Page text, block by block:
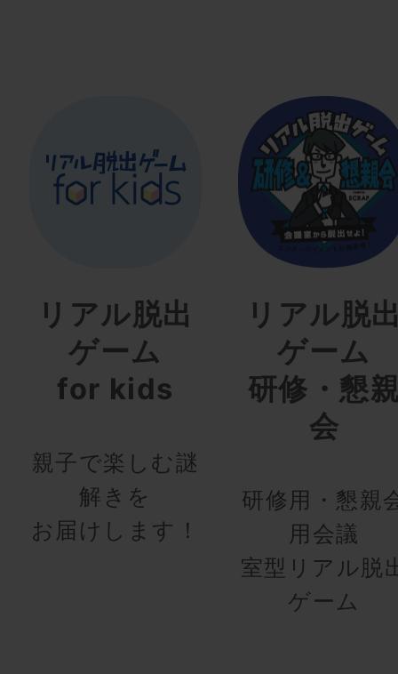
リアル脱出
ゲーム
for kids
親子で楽しむ謎
解きを
お届けします！
リアル脱
ゲーム
研修・懇
会
研修用・懇親
用会議
室型リアル脱
ゲーム